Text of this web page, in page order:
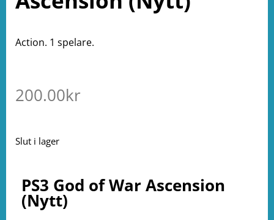
Action. 1 spelare.
200.00kr
Slut i lager
PS3 God of War Ascension
(Nytt)